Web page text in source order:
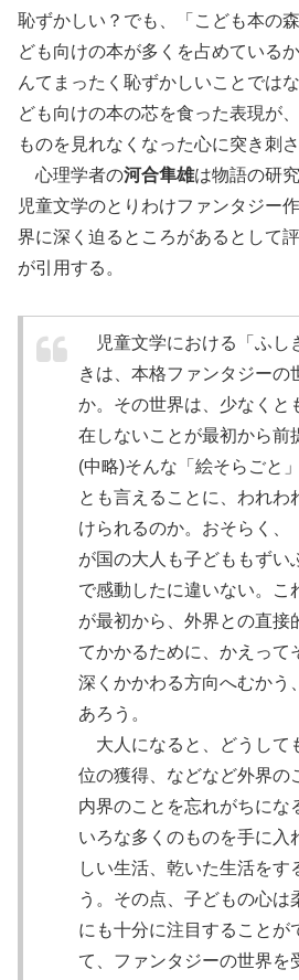
恥ずかしい？でも、「こども本の
ども向けの本が多くを占めている
んてまったく恥ずかしいことでは
ども向けの本の芯を食った表現が
ものを見れなくなった心に突き刺さ
心理学者の河合隼雄は物語の研
児童文学のとりわけファンタジー
界に深く迫るところがあるとして
が引用する。
児童文学における「ふし
きは、本格ファンタジーの
か。その世界は、少なくと
在しないことが最初から前
(中略)そんな「絵そらごと
とも言えることに、われわ
けられるのか。おそらく、
が国の大人も子どももずい
で感動したに違いない。こ
が最初から、外界との直接
てかかるために、かえって
深くかかわる方向へむかう
あろう。
大人になると、どうして
位の獲得、などなど外界の
内界のことを忘れがちにな
いろな多くのものを手に入
しい生活、乾いた生活をす
う。その点、子どもの心は
にも十分に注目することが
て、ファンタジーの世界を